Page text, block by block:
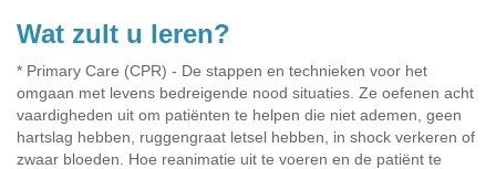
Wat zult u leren?
* Primary Care (CPR) - De stappen en technieken voor het
omgaan met levens bedreigende nood situaties. Ze oefenen acht
vaardigheden uit om patiënten te helpen die niet ademen, geen
hartslag hebben, ruggengraat letsel hebben, in shock verkeren of
zwaar bloeden. Hoe reanimatie uit te voeren en de patiënt te